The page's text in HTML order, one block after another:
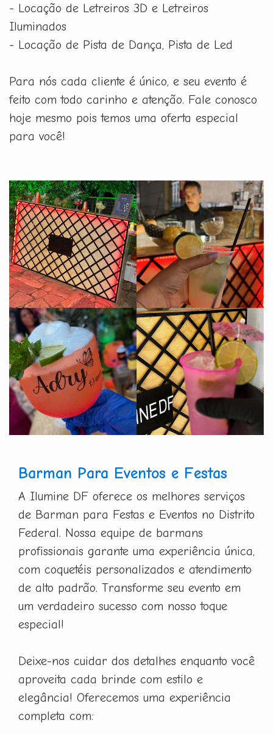
- Locação de Letreiros 3D e Letreiros
Iluminados
- Locação de Pista de Dança, Pista de Led
Para nós cada cliente é único, e seu evento é
feito com todo carinho e atenção. Fale conosco
hoje mesmo pois temos uma oferta especial
para você!
Barman Para Eventos e Festas
A Ilumine DF oferece os melhores serviços
de Barman para Festas e Eventos no Distrito
Federal. Nossa equipe de barmans
profissionais garante uma experiência única,
com coquetéis personalizados e atendimento
de alto padrão. Transforme seu evento em
um verdadeiro sucesso com nosso toque
especial!
Deixe-nos cuidar dos detalhes enquanto você
aproveita cada brinde com estilo e
elegância! Oferecemos uma experiência
completa com: